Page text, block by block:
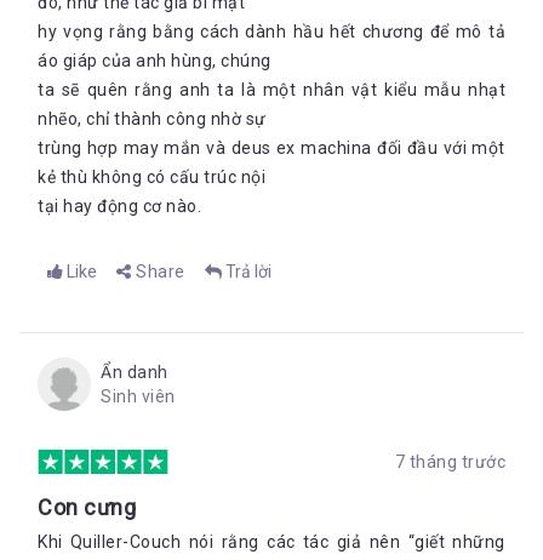
hy vọng rằng bằng cách dành hầu hết chương để mô tả
áo giáp của anh hùng, chúng
ta sẽ quên rằng anh ta là một nhân vật kiểu mẫu nhạt
nhẽo, chỉ thành công nhờ sự
trùng hợp may mắn và deus ex machina đối đầu với một
kẻ thù không có cấu trúc nội
tại hay động cơ nào.
Like Share Trả lời
Ẩn danh
Sinh viên
7 tháng trước
Con cưng
Khi Quiller-Couch nói rằng các tác giả nên “giết những